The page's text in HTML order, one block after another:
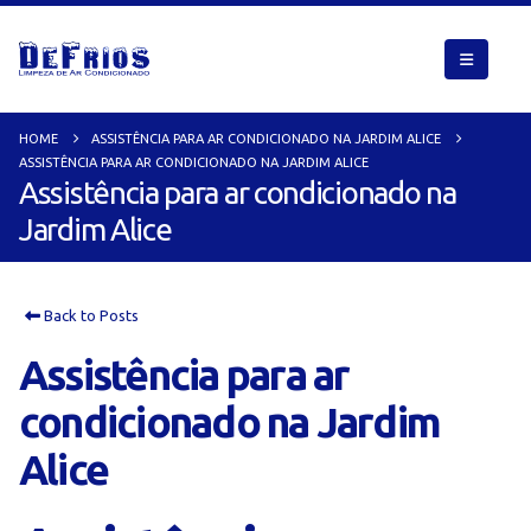
HOME
ASSISTÊNCIA PARA AR CONDICIONADO NA JARDIM ALICE
ASSISTÊNCIA PARA AR CONDICIONADO NA JARDIM ALICE
Assistência para ar condicionado na
Jardim Alice
Back to Posts
Assistência para ar
condicionado na Jardim
Alice